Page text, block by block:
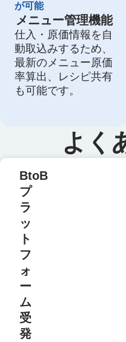
が可能
メニュー管理機能
仕入・原価情報を自
動取込みするため、
最新のメニュー原価
率算出、レシピ共有
も可能です。
よく
BtoB
プ
ラ
ッ
ト
フ
ォ
ー
ム
受
発